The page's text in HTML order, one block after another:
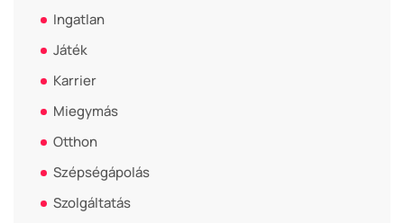
Ingatlan
Játék
Karrier
Miegymás
Otthon
Szépségápolás
Szolgáltatás